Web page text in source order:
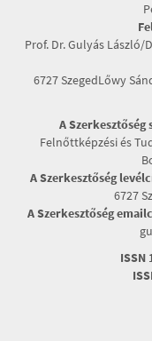
Prof. Dr. Gulyás László/
6727 SzegedLőwy
A Szerkesztőség
Felnőttképzési és
A Szerkesztőség
6727
A Szerkesztőség
ISSN